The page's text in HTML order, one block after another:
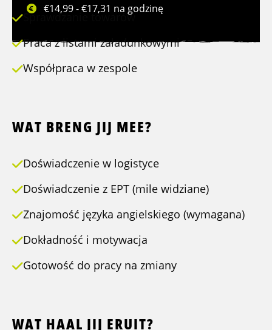
€14,99 - €17,31 na godzinę
Sprawdzanie towarów
Praca z listami załadunkowymi
Współpraca w zespole
WAT BRENG JIJ MEE?
Doświadczenie w logistyce
Doświadczenie z EPT (mile widziane)
Znajomość języka angielskiego (wymagana)
Dokładność i motywacja
Gotowość do pracy na zmiany
WAT HAAL JIJ ERUIT?